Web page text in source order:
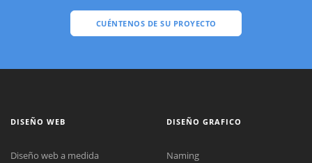
CUÉNTENOS DE SU PROYECTO
DISEÑO WEB
Diseño web a medida
DISEÑO GRAFICO
Naming